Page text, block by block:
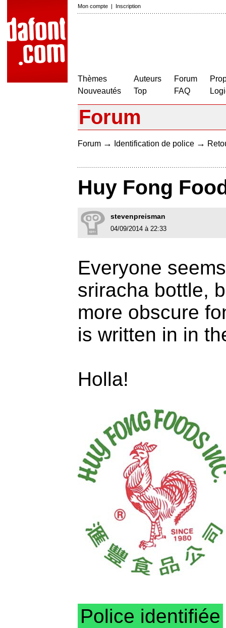
Mon compte | Inscription
Thèmes
Nouveautés
Auteurs
Top
Forum
FAQ
Forum
Forum → Identification de police →
Huy Fong
stevenpreisman
04/09/2014 à 22:33
Everyone
sriracha bottle,
more obscure
is written in in
Holla!
Police identifiée